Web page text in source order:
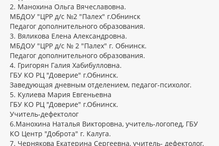
2. Манохина Ольга Вячеславовна.
МБДОУ "ЦРР д/с №2 "Палех" г.Обнинск
Педагог дополнительного образования.
3. Вяликова Елена Александровна.
МБДОУ "ЦРР д/с № 2 "Палех" г. Обнинск.
Педагог дополнительного образования.
4. Григорян Галия Хабибулловна.
ГБУ КО РЦ "Доверие" г.Обнинск.
Заведующая дневным отделением, педагог-психолог.
5. Кулиева Мария Евгеньевна
ГБУ КО РЦ "Доверие" г.Обнинск.
Учитель-дефектолог
6.Манохина Наталья Викторовна, учитель-логопед, ГБУ
КО Центр "Доброта" г. Калуга.
7. Чернякова Екатерина Сергеевна, учитель- дефектолог,